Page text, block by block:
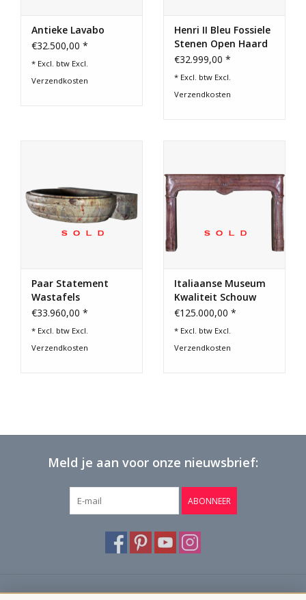
Antieke Lavabo
€32.500,00 *
* Excl. btw Excl.
Verzendkosten
Henri II Bleu Fossiele
Stenen Open Haard
€32.999,00 *
* Excl. btw Excl.
Verzendkosten
Paar Statement
Wastafels
€33.960,00 *
* Excl. btw Excl.
Verzendkosten
Italiaanse Museum
Kwaliteit Schouw
€125.000,00 *
* Excl. btw Excl.
Verzendkosten
Meld je aan voor onze nieuwsbrief:
ABONNEER